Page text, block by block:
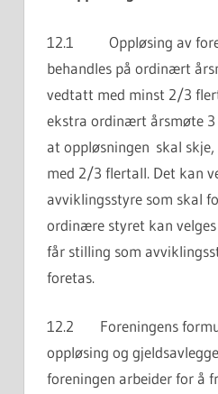
12.1 Oppløsing av
behandles på ordinært
vedtatt med minst 2/3
ekstra ordinært årsmøte 3
at oppløsningen skal
med 2/3 flertall. Det kan
avviklingsstyre som skal
ordinære styret kan
får stilling som
foretas.
12.2 Foreningens
oppløsing og
foreningen arbeider for å